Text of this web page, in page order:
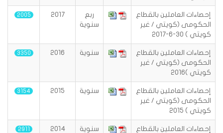
إحصاءات العاملين بالقطاع
الحكومى (كويتي / غير
كويتي ) 30-6-2017
ربع
سنوية
2017
2005
إحصاءات العاملين بالقطاع
الحكومى (كويتي / غير
كويتي )2016
سنوية 2016
3350
إحصاءات العاملين بالقطاع
الحكومى (كويتي / غير
كويتي ) 2015
سنوية 2015
3154
إحصاءات العاملين بالقطاع
سنوية 2014
2911